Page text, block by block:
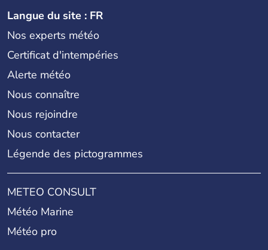
Langue du site : FR
Nos experts météo
Certificat d'intempéries
Alerte météo
Nous connaître
Nous rejoindre
Nous contacter
Légende des pictogrammes
METEO CONSULT
Météo Marine
Météo pro